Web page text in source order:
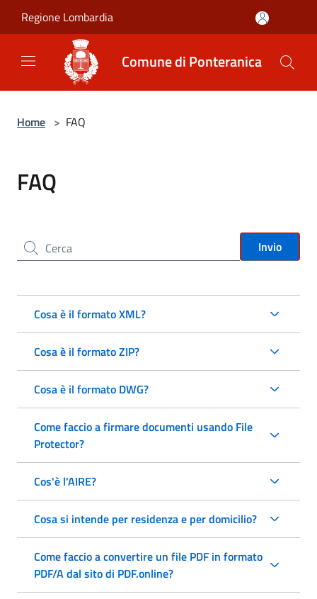
Regione Lombardia
Comune di Ponteranica
Home > FAQ
FAQ
Cerca nel sito Invio
Cosa è il formato XML?
Cosa è il formato ZIP?
Cosa è il formato DWG?
Come faccio a firmare documenti usando File
Protector?
Cos'è l'AIRE?
Cosa si intende per residenza e per domicilio?
Come faccio a convertire un file PDF in formato
PDF/A dal sito di PDF.online?